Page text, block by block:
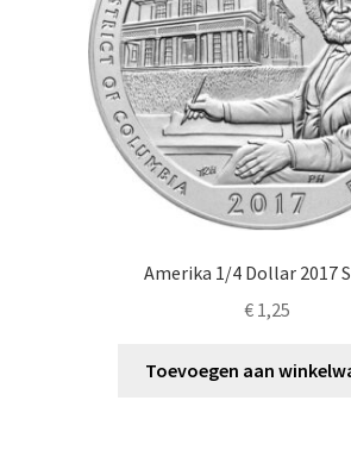
Amerika 1/4 Dollar 2017
€1,25
Toevoegen aan